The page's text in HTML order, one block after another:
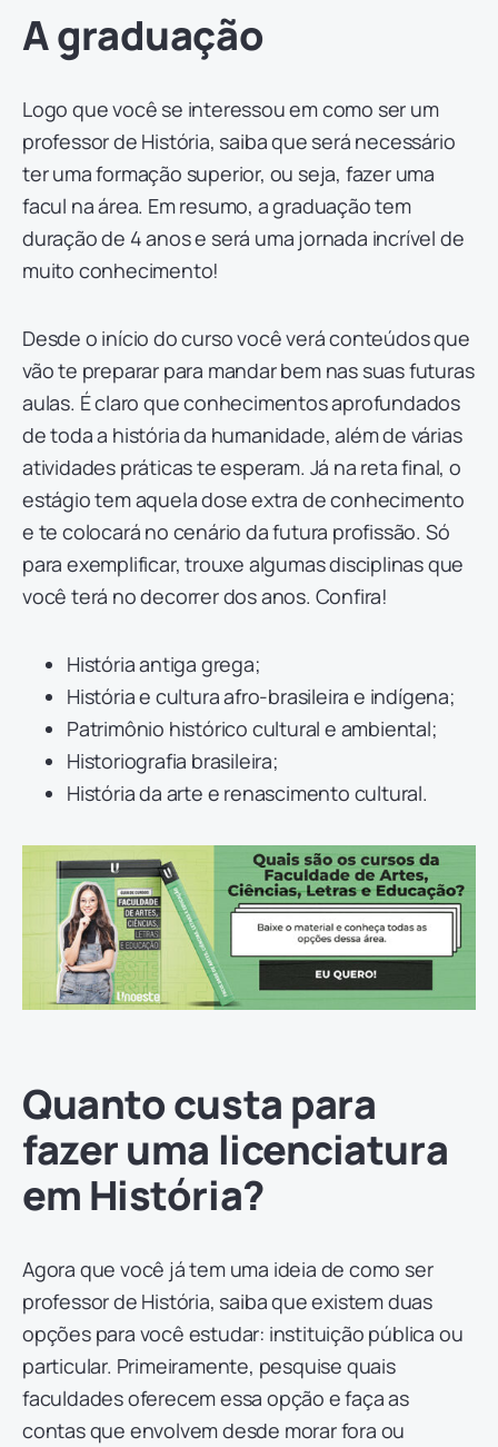
A graduação
Logo que você se interessou em como ser um
professor de História, saiba que será necessário
ter uma formação superior, ou seja, fazer uma
facul na área. Em resumo, a graduação tem
duração de 4 anos e será uma jornada incrível de
muito conhecimento!
Desde o início do curso você verá conteúdos que
vão te preparar para mandar bem nas suas futuras
aulas. É claro que conhecimentos aprofundados
de toda a história da humanidade, além de várias
atividades práticas te esperam. Já na reta final, o
estágio tem aquela dose extra de conhecimento
e te colocará no cenário da futura profissão. Só
para exemplificar, trouxe algumas disciplinas que
você terá no decorrer dos anos. Confira!
História antiga grega;
História e cultura afro-brasileira e indígena;
Patrimônio histórico cultural e ambiental;
Historiografia brasileira;
História da arte e renascimento cultural.
Quanto custa para
fazer uma licenciatura
em História?
Agora que você já tem uma ideia de como ser
professor de História, saiba que existem duas
opções para você estudar: instituição pública ou
particular. Primeiramente, pesquise quais
faculdades oferecem essa opção e faça as
contas que envolvem desde morar fora ou